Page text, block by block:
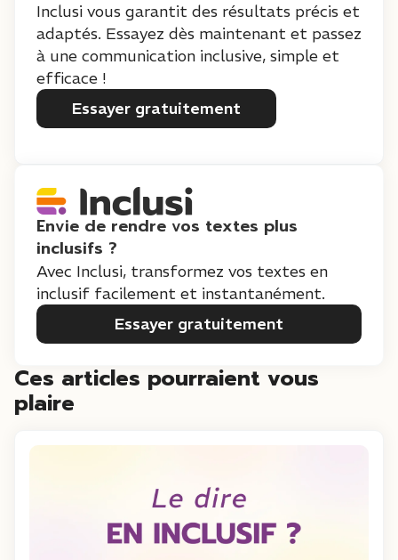
Inclusi vous garantit des résultats précis et
adaptés. Essayez dès maintenant et passez
à une communication inclusive, simple et
efficace !
Essayer gratuitement
Envie de rendre vos textes plus
inclusifs ?
Avec Inclusi, transformez vos textes en
inclusif facilement et instantanément.
Essayer gratuitement
Ces articles pourraient vous
plaire